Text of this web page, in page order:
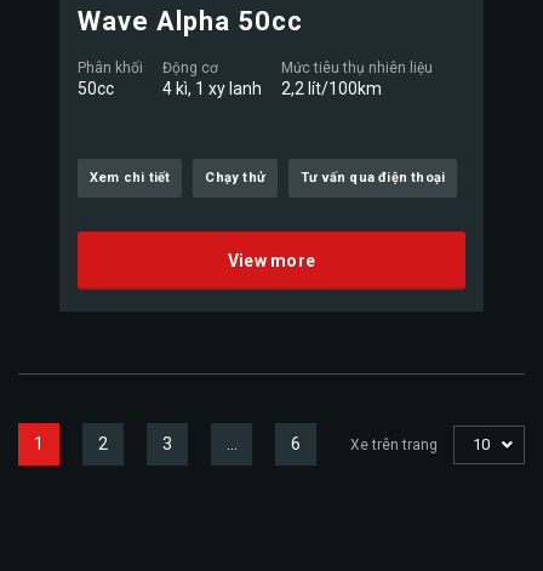
Wave Alpha 50cc
Phân khối
50cc
Động cơ
4 kì, 1 xy lanh
Mức tiêu thụ nhiên liệu
2,2 lít/100km
Xem chi tiết Chạy thử Tư vấn qua điện thoại
View more
1 2 3 … 6 Xe trên trang 10